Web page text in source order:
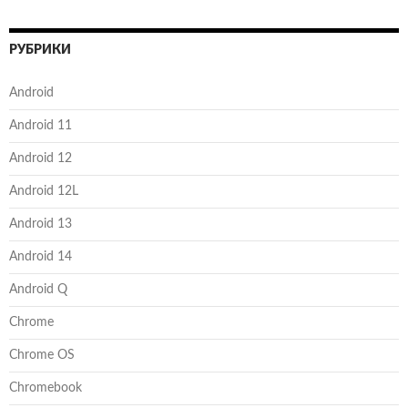
РУБРИКИ
Android
Android 11
Android 12
Android 12L
Android 13
Android 14
Android Q
Chrome
Chrome OS
Chromebook